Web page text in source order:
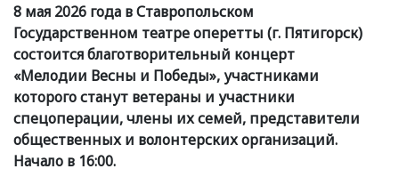
8 мая 2026 года в Ставропольском
Государственном театре оперетты (г. Пятигорск)
состоится благотворительный концерт
«Мелодии Весны и Победы», участниками
которого станут ветераны и участники
спецоперации, члены их семей, представители
общественных и волонтерских организаций.
Начало в 16:00.